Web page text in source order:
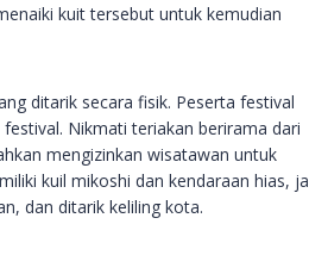
kuit tersebut untuk kemudian
ditarik secara fisik. Peserta festival
Nikmati teriakan berirama dari
mengizinkan wisatawan untuk
kuil mikoshi dan kendaraan hias,
dan ditarik keliling kota.